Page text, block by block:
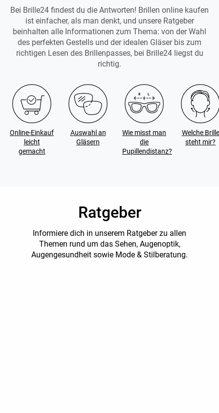
Bei Brille24 findest du die Antworten! Brillen online kaufen
ist einfacher, als man denkt, und unsere Ratgeber
beinhalten alle Informationen zum Thema: von der Wahl
des perfekten Gestells und der idealen Gläser bis zum
richtigen Lesen des Brillenpasses, bei Brille24 liegst du
richtig.
Online-Einkauf
leicht
gemacht
Auswahl an
Gläsern
Wie misst man
die
Pupillendistanz?
Welche Brille
steht mir?
Ratgeber
Informiere dich in unserem Ratgeber zu allen
Themen rund um das Sehen, Augenoptik,
Augengesundheit sowie Mode & Stilberatung.